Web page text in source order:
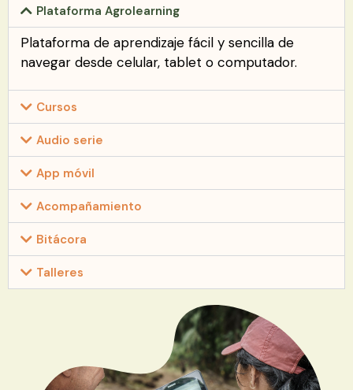
Plataforma Agrolearning
Plataforma de aprendizaje fácil y sencilla de
navegar desde celular, tablet o computador.
Cursos
Audio serie
App móvil
Acompañamiento
Bitácora
Talleres